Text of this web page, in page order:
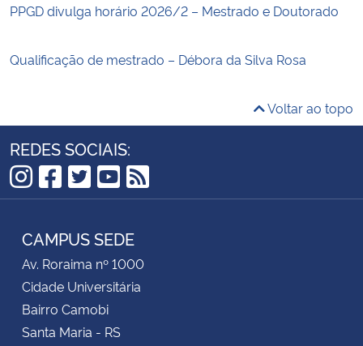
PPGD divulga horário 2026/2 – Mestrado e Doutorado
Qualificação de mestrado – Débora da Silva Rosa
Voltar ao topo
REDES SOCIAIS:
Instagram
Facebook
Twitter
YouTube
RSS
CAMPUS SEDE
Av. Roraima nº 1000
Cidade Universitária
Bairro Camobi
Santa Maria - RS